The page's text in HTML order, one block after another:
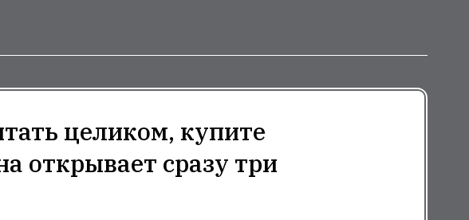
целиком, купите
открывает сразу три